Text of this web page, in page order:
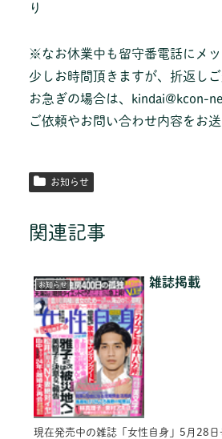
り
※なお休業中も留守番電話にメ
少しお時間頂きますが、折返しご
お急ぎの場合は、kindai@kcon-
ご依頼やお問い合わせ内容をお送
お知らせ
関連記事
お知らせ 雑誌掲載
現在発売中の雑誌「女性自身」5月28